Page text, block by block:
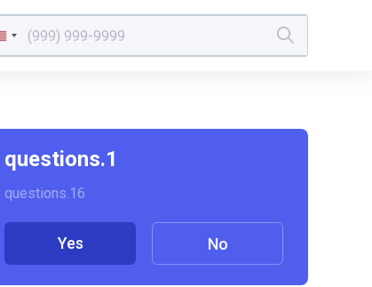
questions.1
questions.16
Yes No